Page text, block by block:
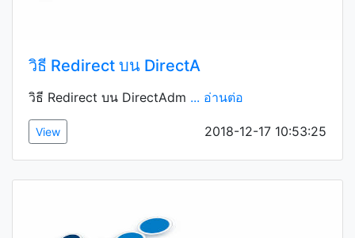
วิธี Redirect บน DirectA
วิธี Redirect บน DirectAdm ... อ่านต่อ
View 2018-12-17 10:53:25